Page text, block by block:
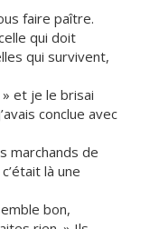
faire paître.
qui doit
qui survivent,
et je le brisai
conclue avec
marchands de
là une
bon,